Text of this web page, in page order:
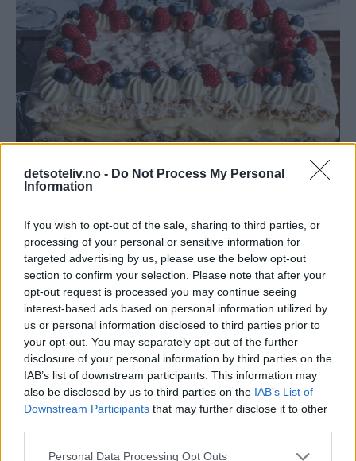
detsoteliv.no - Do Not Process My Personal
Information
If you wish to opt-out of the sale, sharing to third parties, or
processing of your personal or sensitive information for
targeted advertising by us, please use the below opt-out
section to confirm your selection. Please note that after your
opt-out request is processed you may continue seeing
interest-based ads based on personal information utilized by
us or personal information disclosed to third parties prior to
your opt-out. You may separately opt-out of the further
disclosure of your personal information by third parties on the
IAB’s list of downstream participants. This information may
also be disclosed by us to third parties on the IAB’s List of
Downstream Participants that may further disclose it to other
Personal Data Processing Opt Outs
print
Buckeye Brownies